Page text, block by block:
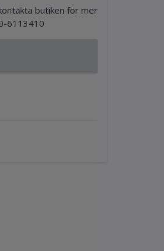
butiken för mer
6113410